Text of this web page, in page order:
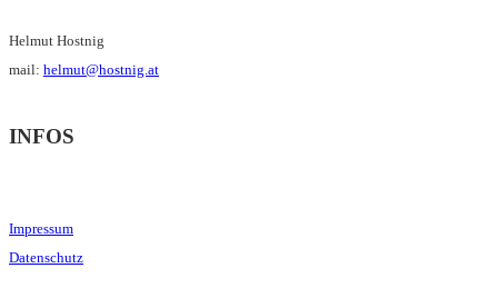
Helmut Hostnig
mail: helmut@hostnig.at
INFOS
Impressum
Datenschutz